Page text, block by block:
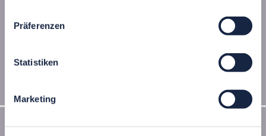
Präferenzen
Statistiken
Marketing